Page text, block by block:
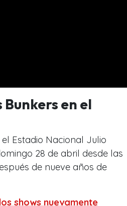
en el
el Estadio Nacional Julio
28 de abril desde las
de nueve años de
shows nuevamente